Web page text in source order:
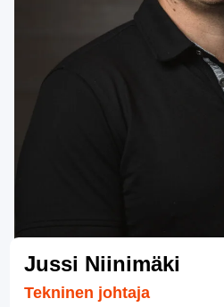
Jussi Niinimäki
Tekninen johtaja